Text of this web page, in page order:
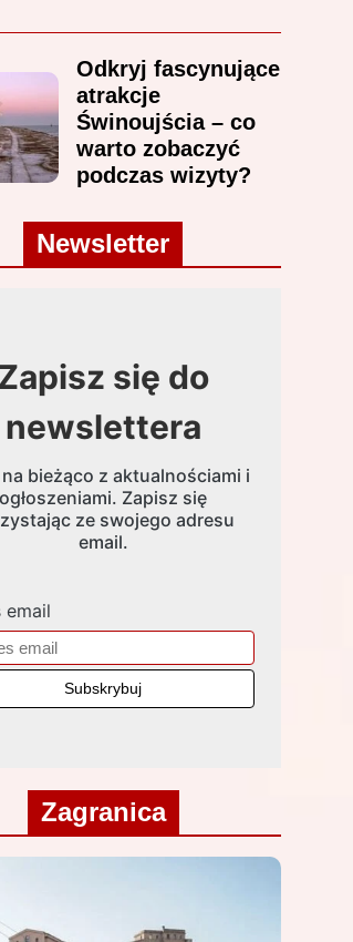
Odkryj fascynujące
atrakcje
Świnoujścia – co
warto zobaczyć
podczas wizyty?
Newsletter
się do
newslettera
na bieżąco z aktualnościami i
ogłoszeniami. Zapisz się
ze swojego adresu
email.
email
Zagranica